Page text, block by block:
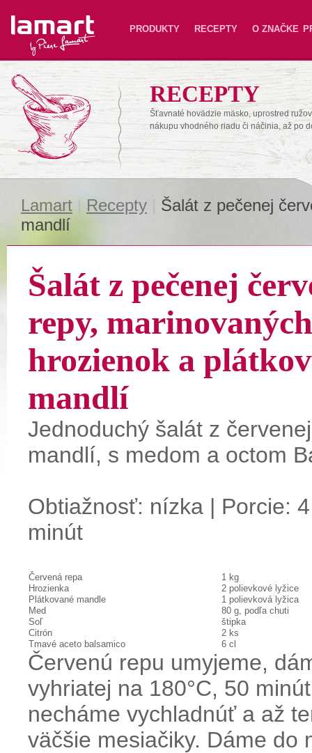
Lamart PRODUKTY RECEPTY O ZNAČKE
RECEPTY
Šťavnaté hovädzie mäsko, uprostred
nákupu vhodného riadu či náčinia, až po
Lamart Recepty
Šalát z pečenej
mandlí
Šalát z pečenej
repy, marinovaných
hrozienok a
mandlí
Jednoduchý šalát z
mandlí, s medom a octom
Obtiažnosť: nízka | Porcie:
minút
Červená repa
1 kg
Hrozienka
2 polievkové lyžice
Plátkované mandle
1 polievková lyžica
Med
80 g, podľa chuti
Soľ
štipka
Citrón
2 ks
Tmavé aceto balsamico
6 cl
Červenú repu umyjeme,
vyhriatej na 180°C, 50 minút
necháme vychladnúť a až
väčšie mesiačiky. Dáme do